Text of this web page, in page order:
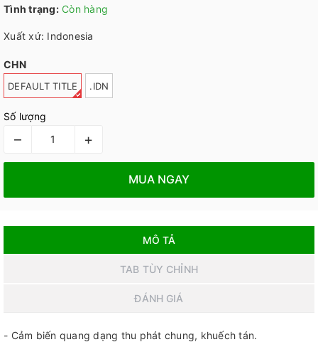
Tình trạng: Còn hàng
Xuất xứ: Indonesia
CHN
DEFAULT TITLE .IDN
Số lượng
– +
MUA NGAY
MÔ TẢ
TAB TÙY CHỈNH
ĐÁNH GIÁ
- Cảm biến quang dạng thu phát chung, khuếch tán.